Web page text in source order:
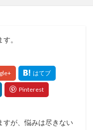
。
すが、悩みは尽きない